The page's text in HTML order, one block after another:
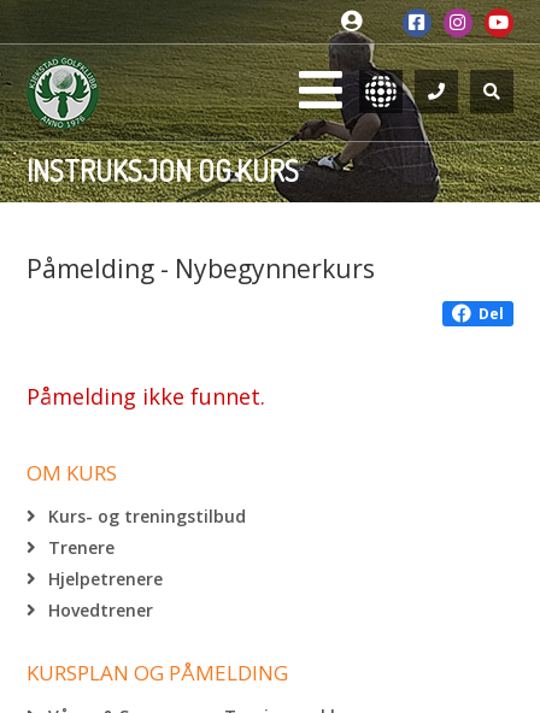
INSTRUKSJON OG KURS
Påmelding - Nybegynnerkurs
Del
Påmelding ikke funnet.
OM KURS
Kurs- og treningstilbud
Trenere
Hjelpetrenere
Hovedtrener
KURSPLAN OG PÅMELDING